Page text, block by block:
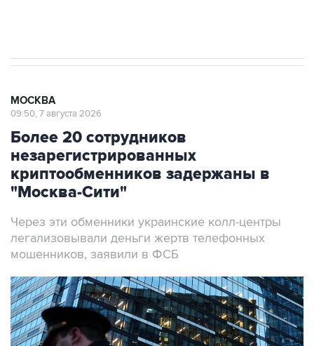
МОСКВА
09:50, 7 августа 2026
Более 20 сотрудников
незарегистрированных
криптообменников задержаны в
"Москва-Сити"
Через эти обменники украинские колл-центры
легализовывали деньги жертв телефонных
мошенников, заявили в ФСБ